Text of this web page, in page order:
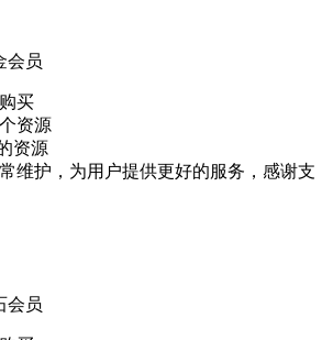
会员
买
资源
资源
维护，为用户提供更好的服务，感谢支
会员